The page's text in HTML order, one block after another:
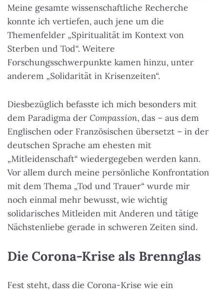
Meine gesamte wissenschaftliche Recherche
konnte ich vertiefen, auch jene um die
Themenfelder „Spiritualität im Kontext von
Sterben und Tod“. Weitere
Forschungsschwerpunkte kamen hinzu, unter
anderem „Solidarität in Krisenzeiten“.
Diesbezüglich befasste ich mich besonders mit
dem Paradigma der Compassion, das – aus dem
Englischen oder Französischen übersetzt – in der
deutschen Sprache am ehesten mit
„Mitleidenschaft“ wiedergegeben werden kann.
Vor allem durch meine persönliche Konfrontation
mit dem Thema „Tod und Trauer“ wurde mir
noch einmal mehr bewusst, wie wichtig
solidarisches Mitleiden mit Anderen und tätige
Nächstenliebe gerade in schweren Zeiten sind.
Die Corona-Krise als Brennglas
Fest steht, dass die Corona-Krise wie ein